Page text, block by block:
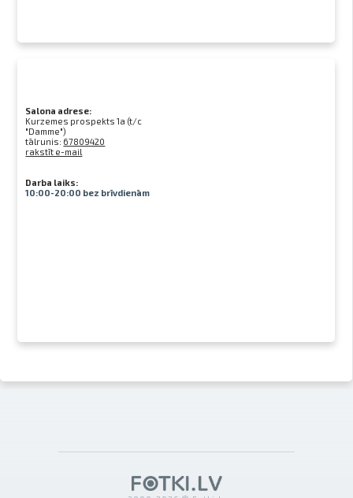
Salona adrese:
Kurzemes prospekts 1a (t/c
"Damme")
tālrunis: 67809420
rakstīt e-mail
Darba laiks:
10:00-20:00 bez brīvdienām